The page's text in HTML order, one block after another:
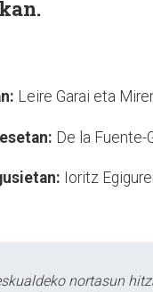
Leire Garai eta
De la Fuente-
Ioritz
nortasun